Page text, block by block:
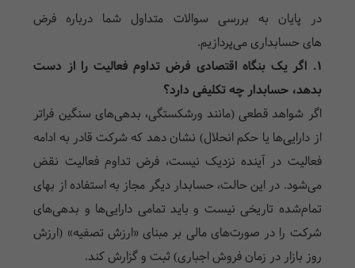
در پایان به بررسی سوالات متداول شما درباره فرض
های حسابداری می‌پردازیم.
۱. اگر یک بنگاه اقتصادی فرض تداوم فعالیت را از دست
بدهد، حسابدار چه تکلیفی دارد؟
اگر شواهد قطعی (مانند ورشکستگی، بدهی‌های سنگین فراتر
از دارایی‌ها یا حکم انحلال) نشان دهد که شرکت قادر به ادامه
فعالیت در آینده نزدیک نیست، فرض تداوم فعالیت نقض
می‌شود. در این حالت، حسابدار دیگر مجاز به استفاده از بهای
تمام‌شده تاریخی نیست و باید تمامی دارایی‌ها و بدهی‌های
شرکت را در صورت‌های مالی بر مبنای «ارزش تصفیه» (ارزش
روز بازار در زمان فروش اجباری) ثبت و گزارش کند.